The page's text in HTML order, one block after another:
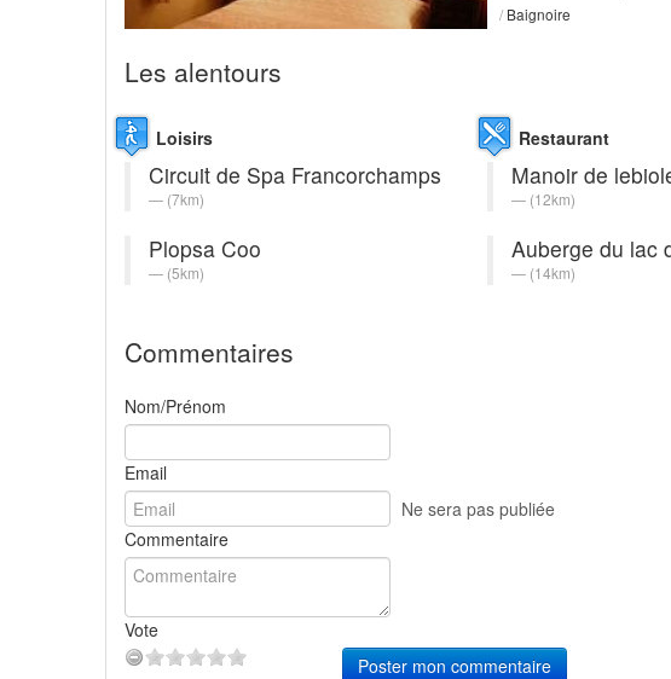
/ Baignoire
Les alentours
Loisirs
Circuit de Spa Francorchamps
(7km)
Plopsa Coo
(5km)
Restaurant
Manoir de
(12km)
Auberge du lac
(14km)
Commentaires
Nom/Prénom
Email
Ne sera pas publiée
Commentaire
Vote
Poster mon commentaire